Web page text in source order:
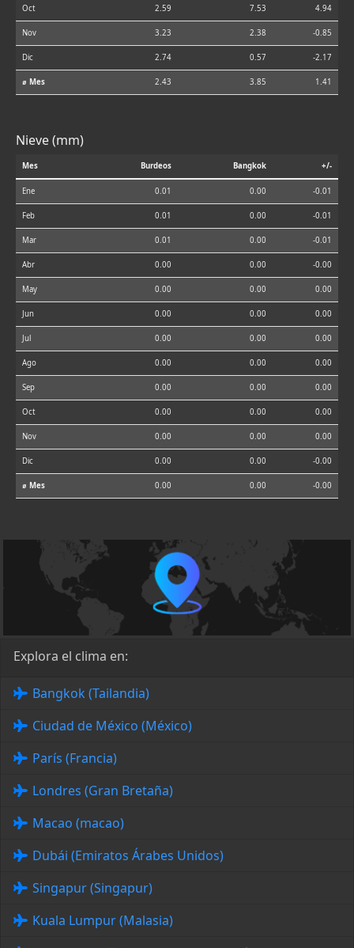
Oct 2.59 7.53 4.94
Nov 3.23 2.38 -0.85
Dic 2.74 0.57 -2.17
⌀ Mes 2.43 3.85 1.41
Nieve (mm)
Mes Burdeos Bangkok +/-
Ene 0.01 0.00 -0.01
Feb 0.01 0.00 -0.01
Mar 0.01 0.00 -0.01
Abr 0.00 0.00 -0.00
May 0.00 0.00 0.00
Jun 0.00 0.00 0.00
Jul 0.00 0.00 0.00
Ago 0.00 0.00 0.00
Sep 0.00 0.00 0.00
Oct 0.00 0.00 0.00
Nov 0.00 0.00 0.00
Dic 0.00 0.00 -0.00
⌀ Mes 0.00 0.00 -0.00
Explora el clima en:
Bangkok (Tailandia)
Ciudad de México (México)
París (Francia)
Londres (Gran Bretaña)
Macao (macao)
Dubái (Emiratos Árabes Unidos)
Singapur (Singapur)
Kuala Lumpur (Malasia)